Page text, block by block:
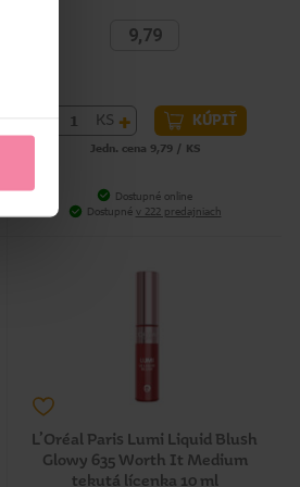
9,79
KS + KÚPIŤ
Jedn. cena 9,79 / KS
Dostupné online
Dostupné v 222 predajniach
L’Oréal Paris Lumi Liquid Blush
Glowy 635 Worth It Medium
tekutá lícenka 10 ml